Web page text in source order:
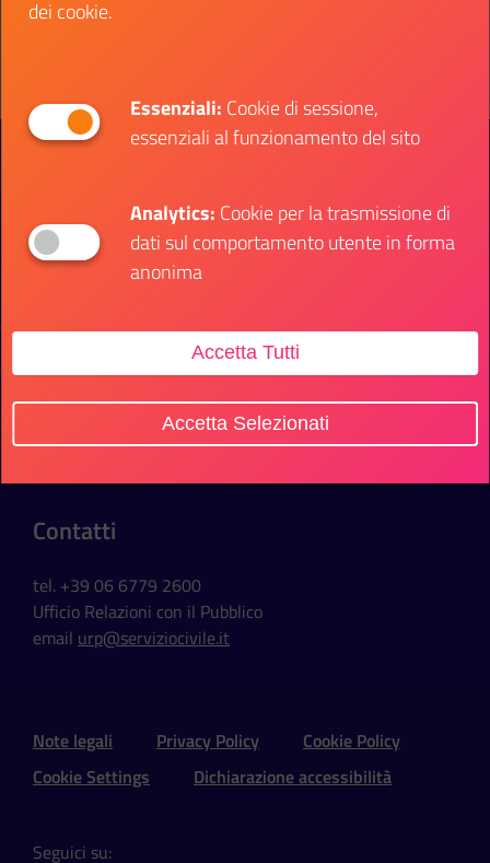
Vai al bando
Contatti
Sede Ufficio
Via della Ferratella in Laterano, 51
Contatti
tel. +39 06 6779 2600
Ufficio Relazioni con il Pubblico
email urp@serviziocivile.it
Sezione Link Utili e Social
Note legali Privacy Policy
Cookie Policy
Cookie Settings
Dichiarazione accessibilità
Seguici su:
dei cookie.
Essenziali: Cookie di sessione,
essenziali al funzionamento del sito
Analytics: Cookie per la trasmissione di
dati sul comportamento utente in forma
anonima
Accetta Tutti
Accetta Selezionati